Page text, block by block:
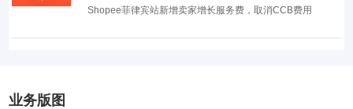
Shopee菲律宾站新增卖家增长服务费，取消CCB费用
业务版图